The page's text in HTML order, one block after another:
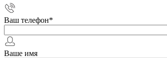
Ваш телефон*
Ваше имя